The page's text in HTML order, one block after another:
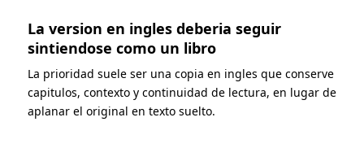
La version en ingles deberia seguir
sintiendose como un libro
La prioridad suele ser una copia en ingles que conserve
capitulos, contexto y continuidad de lectura, en lugar de
aplanar el original en texto suelto.